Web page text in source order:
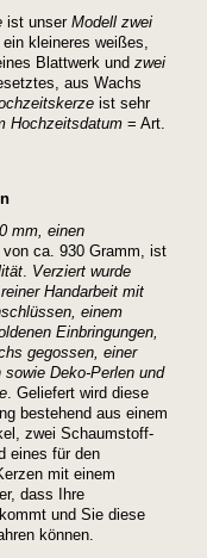
ist unser Modell zwei
kleineres weißes,
Blattwerk und zwei
aus Wachs
ist sehr
Hochzeitsdatum = Art.
mm, einen
ca. 930 Gramm, ist
. Verziert wurde
Handarbeit mit
einem
Einbringungen,
gegossen, einer
Deko-Perlen und
. Geliefert wird diese
bestehend aus einem
zwei Schaumstoff-
eines für den
mit einem
dass Ihre
und Sie diese
können.